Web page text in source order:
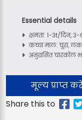
क्षमता: 1-3t/दिन,
कच्चा माल: चूरा,
अनुशंसित चारकोल
मूल्य प्राप्त